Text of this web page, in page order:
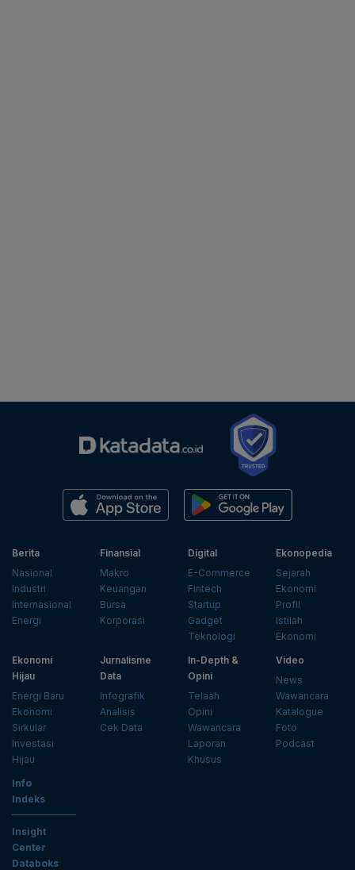
Berita
Nasional
Industri
Internasional
Energi
Finansial
Makro
Keuangan
Bursa
Korporasi
Digital
E-Commerce
Fintech
Startup
Gadget
Teknologi
Ekonopedia
Sejarah
Ekonomi
Profil
Istilah
Ekonomi
Ekonomi
Hijau
Energi Baru
Ekonomi
Sirkular
Investasi
Hijau
Jurnalisme
Data
Infografik
Analisis
Cek Data
In-Depth &
Opini
Telaah
Opini
Wawancara
Laporan
Khusus
Video
News
Wawancara
Katalogue
Foto
Podcast
Info
Indeks
Insight
Center
Databoks